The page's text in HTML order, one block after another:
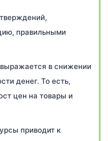
правильными
в снижении
денег. То есть,
цен на товары и
приводит к